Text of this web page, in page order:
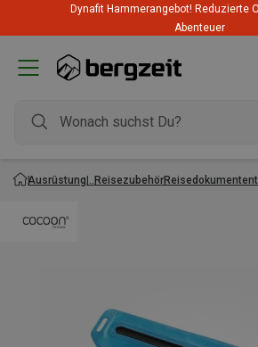
Dynafit Hammerangebot! Reduzierte
Abenteuer
Ausrüstung Reisezubehör